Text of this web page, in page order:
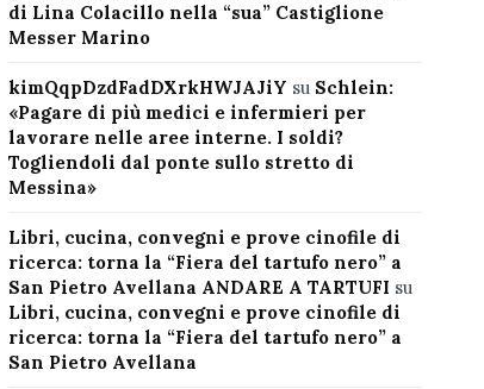
di Lina Colacillo nella “sua” Castiglione
Messer Marino
kimQqpDzdFadDXrkHWJAJiY su Schlein:
«Pagare di più medici e infermieri per
lavorare nelle aree interne. I soldi?
Togliendoli dal ponte sullo stretto di
Messina»
Libri, cucina, convegni e prove cinofile di
ricerca: torna la “Fiera del tartufo nero” a
San Pietro Avellana ANDARE A TARTUFI su
Libri, cucina, convegni e prove cinofile di
ricerca: torna la “Fiera del tartufo nero” a
San Pietro Avellana